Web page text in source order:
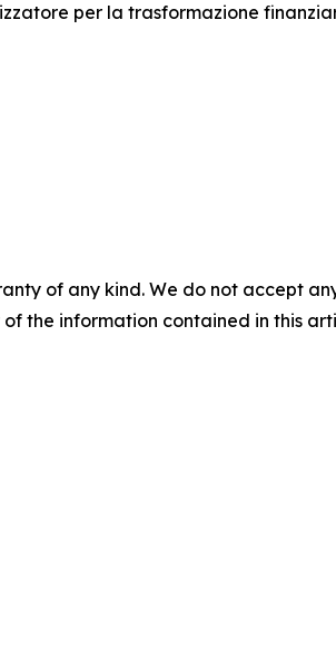
per la trasformazione
of any kind. We do not accept
the information contained in this